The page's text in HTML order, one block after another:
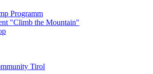
Programm
"Climb the Mountain"
Tirol